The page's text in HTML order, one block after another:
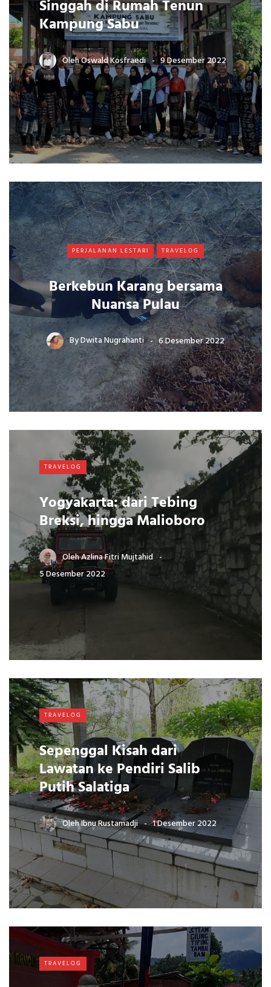
Singgah di Rumah Tenun
Kampung Sabu
OlehOswald Kosfraedi 9 Desember 2022
PERJALANAN LESTARI TRAVELOG
Berkebun Karang bersama
Nuansa Pulau
ByDwita Nugrahanti 6 Desember 2022
TRAVELOG
Yogyakarta: dari Tebing
Breksi, hingga Malioboro
OlehAzlina Fitri Mujtahid
5 Desember 2022
TRAVELOG
Sepenggal Kisah dari
Lawatan ke Pendiri Salib
Putih Salatiga
OlehIbnu Rustamadji 1 Desember 2022
TRAVELOG